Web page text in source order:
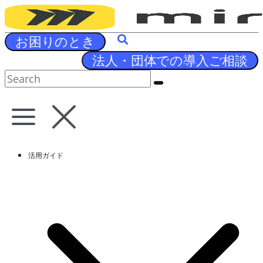
Skip
to
content
お困りのとき
法人・団体での導入ご相談
活用ガイド